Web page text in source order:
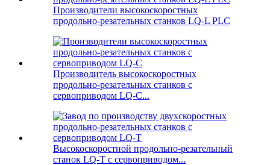
Производители высокоскоростных
продольно-резательных станков LQ-L PLC
Производитель высокоскоростных
продольно-резательных станков с
сервоприводом LQ-C...
Высокоскоростной продольно-резательный
станок LQ-T с сервоприводом...